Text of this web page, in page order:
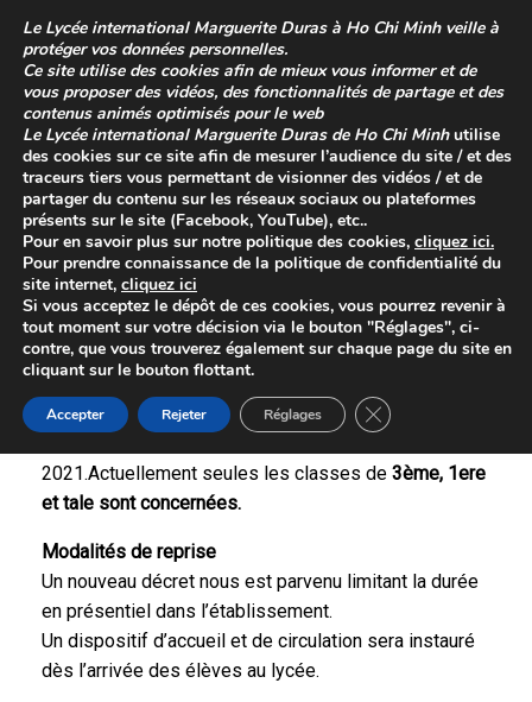
content
Brèves
Posted on 10 décembre 2021
Le LfiDuras se prépare à reprendre les cours en
présentiel. Cela se fera de manière partielle et
2021.Actuellement seules les classes de 3ème, 1ere
et tale sont concernées.
Modalités de reprise
Un nouveau décret nous est parvenu limitant la durée
en présentiel dans l’établissement.
Un dispositif d’accueil et de circulation sera instauré
dès l’arrivée des élèves au lycée.
Le Lycée international Marguerite Duras à Ho Chi Minhveille à
protéger vos données personnelles.
Ce site utilise des cookies afin de mieux vous informer et de
vous proposer des vidéos, des fonctionnalités de partage et des
contenus animés optimisés pour le web
Le Lycée international Marguerite Duras de Ho Chi Minhutilise
des cookies sur ce site afin de mesurer l’audience du site / et des
traceurs tiers vous permettant de visionner des vidéos / et de
partager du contenu sur les réseaux sociaux ou plateformes
présents sur le site (Facebook, YouTube), etc..
Pour en savoir plus sur notre politique des cookies, cliquez ici.
Pour prendre connaissance de la politique de confidentialité du
site internet, cliquez ici
Si vous acceptez le dépôt de ces cookies, vous pourrez revenir à
tout moment sur votre décision via le bouton "Réglages", ci-
contre, que vous trouverez également sur chaque page du site en
cliquant sur le bouton flottant.
Accepter Rejeter Réglages Close GDPR Cookie